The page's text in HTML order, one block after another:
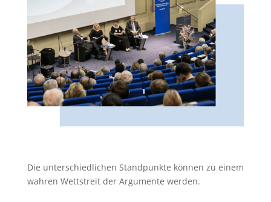
Die unterschiedlichen Standpunkte können zu einem
wahren Wettstreit der Argumente werden.